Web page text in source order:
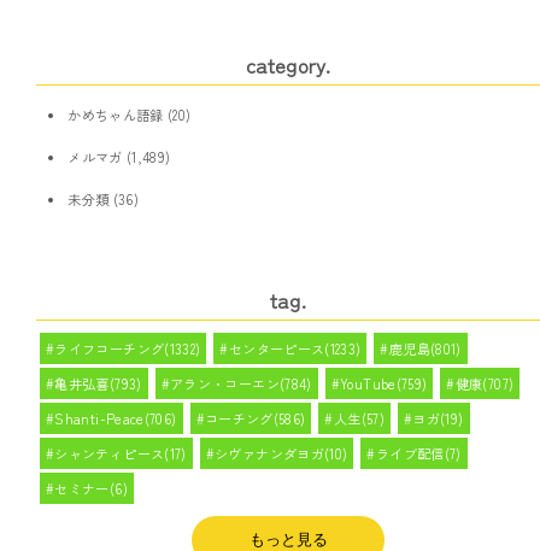
category.
かめちゃん語録 (20)
メルマガ (1,489)
未分類(36)
tag.
ライフコーチング(1332) センターピース(1233)
鹿児島(801)
亀井弘喜(793)
アラン・コーエン(784) YouTube(759)
健康(707)
Shanti-Peace(706)
コーチング(586) 人生(57)
ヨガ(19)
シャンティピース(17)
シヴァナンダヨガ(10)
ライブ配信(7)
セミナー(6)
もっと見る